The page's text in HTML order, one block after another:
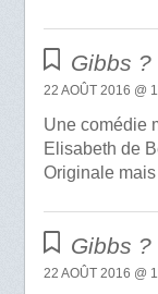
Gibbs ?
22 AOÛT 2016 @
Une comédie
Elisabeth de
Originale
Gibbs ?
22 AOÛT 2016 @